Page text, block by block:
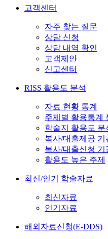
고객센터
자주 찾는 질문
상담 신청
상담 내역 확인
고객제안
신고센터
RISS 활용도 분석
자료 현황 통계
주제별 활용통계
학술지 활용도 분
복사/대출제공 기
복사/대출신청 기
활용도 높은 주제
최신/인기 학술자료
최신자료
인기자료
해외자료신청(E-DDS)